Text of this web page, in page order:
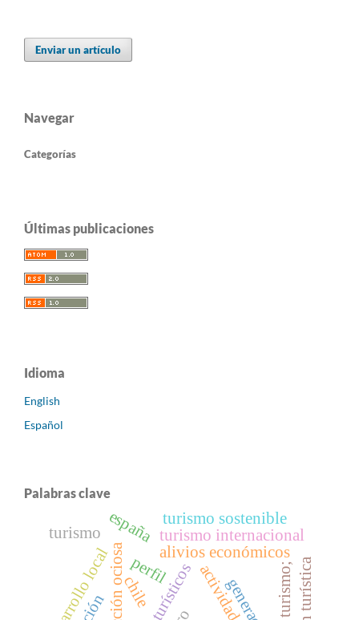
Enviar un artículo
Navegar
Categorías
Últimas publicaciones
Idioma
English
Español
Palabras clave
alivios económicos
turismo internacional
españa
desarrollo local
turismo sostenible
turismo
perfil
chile